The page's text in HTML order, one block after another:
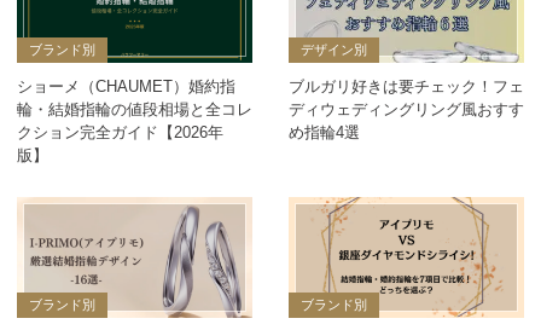
ブランド別
ショーメ（CHAUMET）婚約指
輪・結婚指輪の値段相場と全コレ
クション完全ガイド【2026年
版】
デザイン別
ブルガリ好きは要チェック！フェ
ディウェディングリング風おすす
め指輪4選
ブランド別 ブランド別